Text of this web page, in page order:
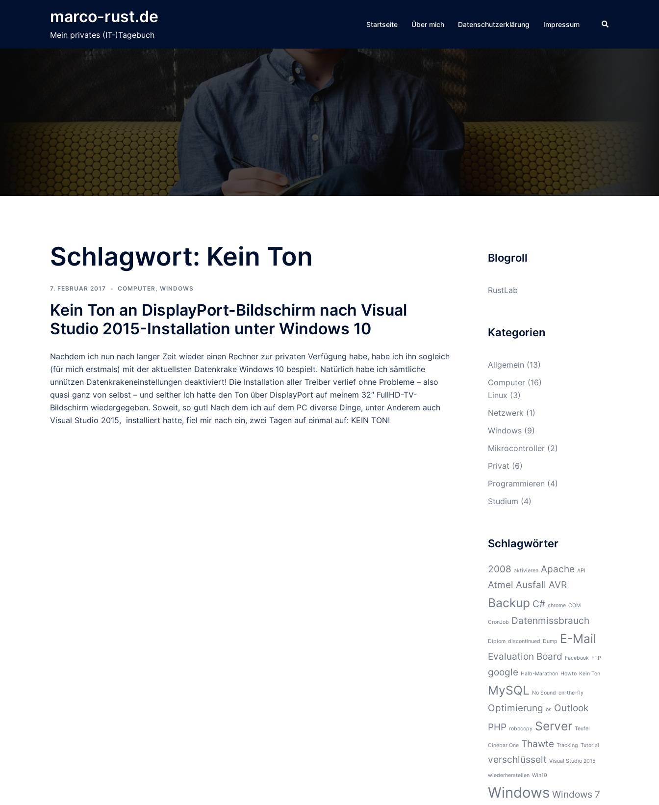
marco-rust.de
Mein privates (IT-)Tagebuch
Startseite Über mich Datenschutzerklärung Impressum Suche
Schlagwort: Kein Ton
7. FEBRUAR 2017 COMPUTER, WINDOWS
Kein Ton an DisplayPort-Bildschirm nach Visual
Studio 2015-Installation unter Windows 10
Nachdem ich nun nach langer Zeit wieder einen Rechner zur privaten Verfügung habe, habe ich ihn sogleich
(für mich erstmals) mit der aktuellsten Datenkrake Windows 10 bespielt. Natürlich habe ich sämtliche
unnützen Datenkrakeneinstellungen deaktiviert! Die Installation aller Treiber verlief ohne Probleme – also
quasi ganz von selbst – und seither ich hatte den Ton über DisplayPort auf meinem 32″ FullHD-TV-
Bildschirm wiedergegeben. Soweit, so gut! Nach dem ich auf dem PC diverse Dinge, unter Anderem auch
Visual Studio 2015, installiert hatte, fiel mir nach ein, zwei Tagen auf einmal auf: KEIN TON!
Blogroll
RustLab
Kategorien
Allgemein (13)
Computer(16)
Linux (3)
Netzwerk (1)
Windows(9)
Mikrocontroller(2)
Privat (6)
Programmieren (4)
Studium (4)
Schlagwörter
2008 aktivieren Apache API
Atmel Ausfall AVR
Backup C# chrome COM
CronJob Datenmissbrauch
Diplom discontinued Dump E-Mail
Evaluation Board Facebook FTP
google Halb-Marathon Howto Kein Ton
MySQL No Sound on-the-fly
Optimierung os Outlook
PHP robocopy Server Teufel
Cinebar One Thawte Tracking Tutorial
verschlüsselt Visual Studio 2015
wiederherstellen Win10
Windows Windows 7